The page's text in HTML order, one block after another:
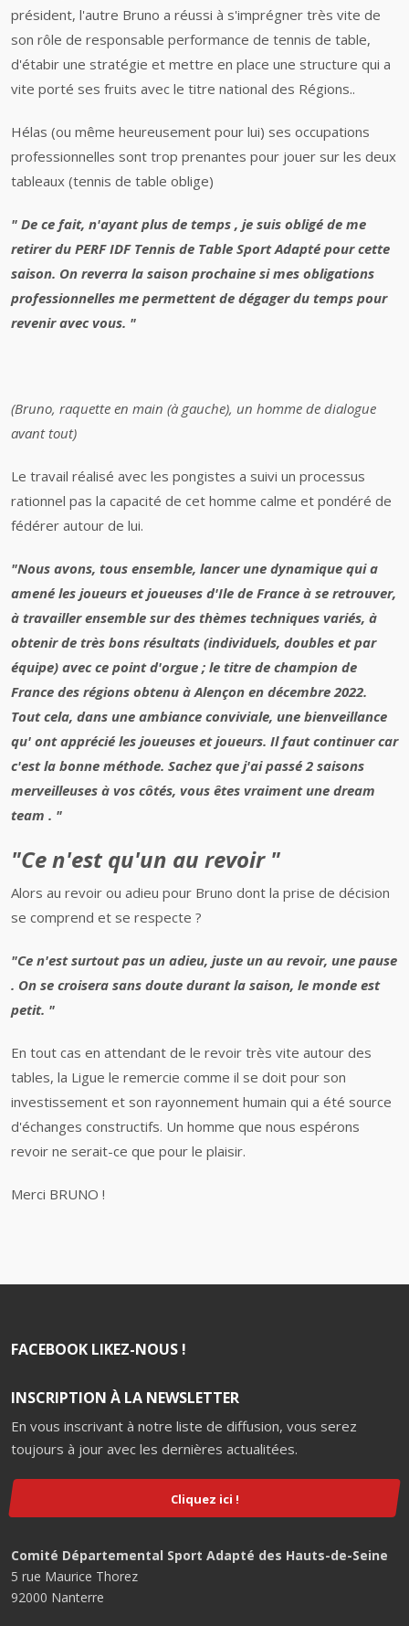
président, l'autre Bruno a réussi à s'imprégner très vite de
son rôle de responsable performance de tennis de table,
d'étabir une stratégie et mettre en place une structure qui a
vite porté ses fruits avec le titre national des Régions..
Hélas (ou même heureusement pour lui) ses occupations
professionnelles sont trop prenantes pour jouer sur les deux
tableaux (tennis de table oblige)
" De ce fait, n'ayant plus de temps , je suis obligé de me
retirer du PERF IDF Tennis de Table Sport Adapté pour cette
saison. On reverra la saison prochaine si mes obligations
professionnelles me permettent de dégager du temps pour
revenir avec vous. "
(Bruno, raquette en main (à gauche), un homme de dialogue
avant tout)
Le travail réalisé avec les pongistes a suivi un processus
rationnel pas la capacité de cet homme calme et pondéré de
fédérer autour de lui.
"Nous avons, tous ensemble, lancer une dynamique qui a
amené les joueurs et joueuses d'Ile de France à se retrouver,
à travailler ensemble sur des thèmes techniques variés, à
obtenir de très bons résultats (individuels, doubles et par
équipe) avec ce point d'orgue ; le titre de champion de
France des régions obtenu à Alençon en décembre 2022.
Tout cela, dans une ambiance conviviale, une bienveillance
qu' ont apprécié les joueuses et joueurs. Il faut continuer car
c'est la bonne méthode. Sachez que j'ai passé 2 saisons
merveilleuses à vos côtés, vous êtes vraiment une dream
team . "
"Ce n'est qu'un au revoir "
Alors au revoir ou adieu pour Bruno dont la prise de décision
se comprend et se respecte ?
"Ce n'est surtout pas un adieu, juste un au revoir, une pause
. On se croisera sans doute durant la saison, le monde est
petit. "
En tout cas en attendant de le revoir très vite autour des
tables, la Ligue le remercie comme il se doit pour son
investissement et son rayonnement humain qui a été source
d'échanges constructifs. Un homme que nous espérons
revoir ne serait-ce que pour le plaisir.
Merci BRUNO !
FACEBOOK LIKEZ-NOUS !
INSCRIPTION À LA NEWSLETTER
En vous inscrivant à notre liste de diffusion, vous serez
toujours à jour avec les dernières actualitées.
Cliquez ici !
Comité Départemental Sport Adapté des Hauts-de-Seine
5 rue Maurice Thorez
92000 Nanterre